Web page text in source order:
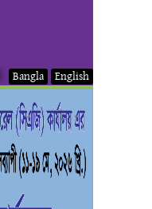
Bangla English